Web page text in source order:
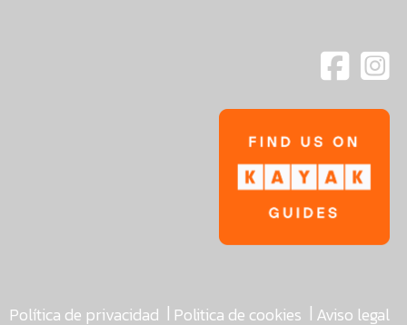
Política de privacidad | Politica de cookies | Aviso legal